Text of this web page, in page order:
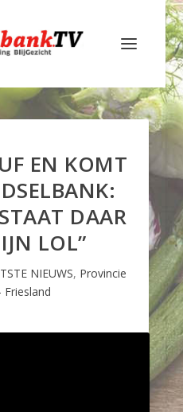
EN KOMT
DAAR
LOL”
NIEUWS, Provincie
Friesland